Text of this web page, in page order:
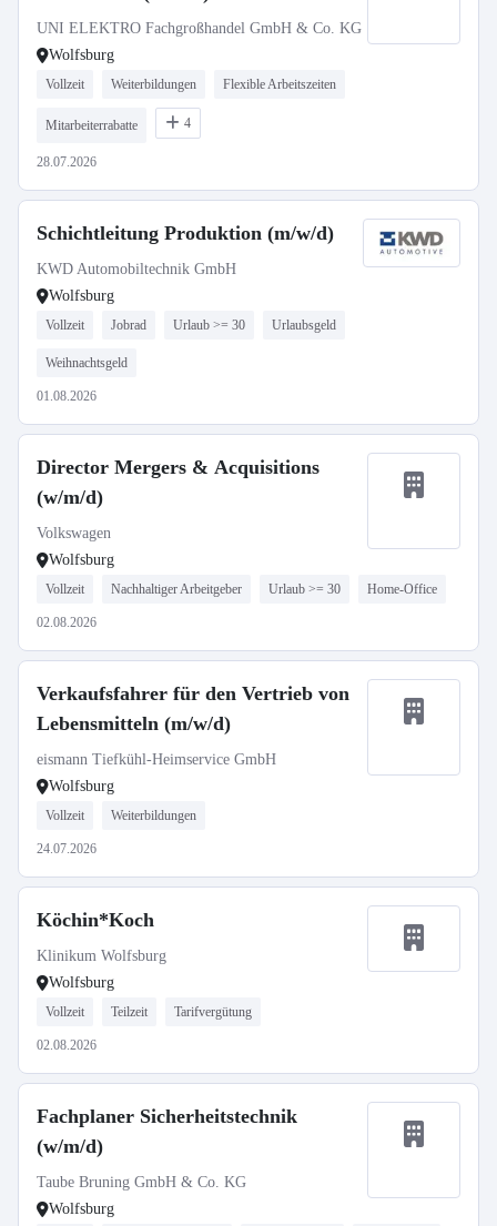
UNI ELEKTRO Fachgroßhandel GmbH & Co. KG
Wolfsburg
Vollzeit Weiterbildungen Flexible Arbeitszeiten
Mitarbeiterrabatte 4
28.07.2026
Schichtleitung Produktion (m/w/d)
KWD Automobiltechnik GmbH
Wolfsburg
Vollzeit Jobrad Urlaub >= 30 Urlaubsgeld
Weihnachtsgeld
01.08.2026
Director Mergers & Acquisitions
(w/m/d)
Volkswagen
Wolfsburg
Vollzeit Nachhaltiger Arbeitgeber Urlaub >= 30 Home-Office
02.08.2026
Verkaufsfahrer für den Vertrieb von
Lebensmitteln (m/w/d)
eismann Tiefkühl-Heimservice GmbH
Wolfsburg
Vollzeit Weiterbildungen
24.07.2026
Köchin*Koch
Klinikum Wolfsburg
Wolfsburg
Vollzeit Teilzeit Tarifvergütung
02.08.2026
Fachplaner Sicherheitstechnik
(w/m/d)
Taube Bruning GmbH & Co. KG
Wolfsburg